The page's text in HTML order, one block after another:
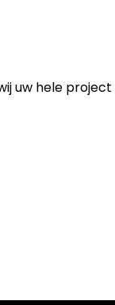
uw hele